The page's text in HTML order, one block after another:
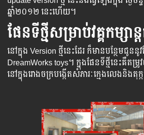
ឆ្នាំ២០១២ នេះហើយ។
ផែនទីថ្មីសម្រាប់វគ្គកម្សាន្
នៅក្នុង Version ថ្មីនេះដែរ ក៏មានបន្ថែមជូន
DreamWorks toys។ ក្នុង​ផែន​ទី​ថ្មី​នេះ​គឺតម្រូវ​​
នៅក្នុង​រោងចក្របង្កើតសំភារៈក្មេងលេងនិងតុក្